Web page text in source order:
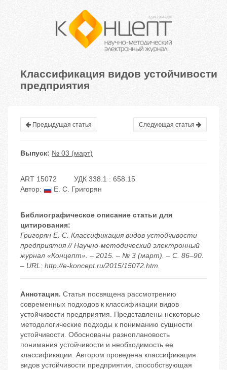
Классификация видов устойчивости
предприятия
Предыдущая статья Следующая статья
Выпуск: № 03 (март)
ART 15072
УДК 338.1 : 658.15
Автор:
Е. С. Григорян
Библиографическое описание статьи для
цитирования:
Григорян Е. С. Классификация видов устойчивости
предприятия // Научно-методический электронный
журнал «Концепт». – 2015. – № 3 (март). – С. 86–90.
– URL: http://e-koncept.ru/2015/15072.htm.
Аннотация. Статья посвящена рассмотрению
современных подходов к классификации видов
устойчивости предприятия. Представлены некоторые
методологические подходы к пониманию сущности
устойчивости. Обоснованы разноплановость
понимания устойчивости и необходимость ее
классификации. Автором проведена классификация
видов устойчивости предприятия, способствующая